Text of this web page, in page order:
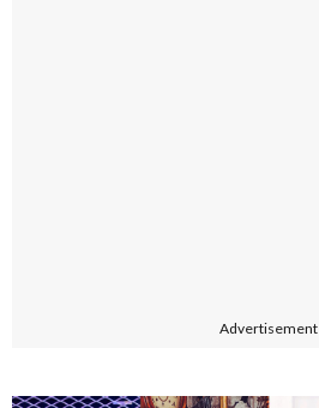
Advertisement